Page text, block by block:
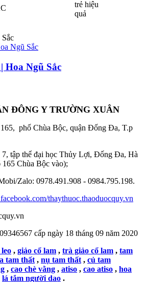
Hoa Ngũ Sắc
ĐÔNG Y TRƯỜNG XUÂN
165, phố Chùa Bộc, quận Đống Đa, T.p
7, tập thể đại học Thủy Lợi, Đống Đa, Hà
Chùa Bộc vào);
Zalo: 0978.491.908 - 0984.795.198.
thaythuoc.thaoduocquy.vn
cấp ngày 18 tháng 09 năm 2020
, giảo cổ lam , trà giảo cổ lam , tam
tam thất , nụ tam thất , củ tam
, cao chè vằng , atiso , cao atiso , hoa
lá tắm người dao .